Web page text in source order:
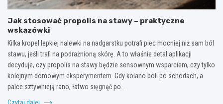
Jak stosować propolis na stawy – praktyczne
wskazówki
Kilka kropel lepkiej nalewki na nadgarstku potrafi piec mocniej niż sam ból
stawu, jeśli trafi na podrażnioną skórę. A to właśnie detal aplikacji
decyduje, czy propolis na stawy będzie sensownym wsparciem, czy tylko
kolejnym domowym eksperymentem. Gdy kolano boli po schodach, a
palce sztywnieją rano, łatwo sięgnąć po…
Czytaj dalej